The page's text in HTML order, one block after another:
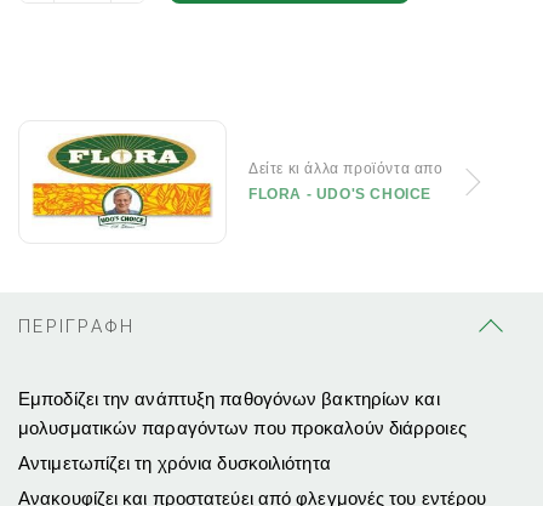
Δείτε κι άλλα προϊόντα απο
FLORA - UDO'S CHOICE
ΠΕΡΙΓΡΑΦΗ
Εμποδίζει την ανάπτυξη παθογόνων βακτηρίων και
μολυσματικών παραγόντων που προκαλούν διάρροιες
Αντιμετωπίζει τη χρόνια δυσκοιλιότητα
Ανακουφίζει και προστατεύει από φλεγμονές του εντέρου